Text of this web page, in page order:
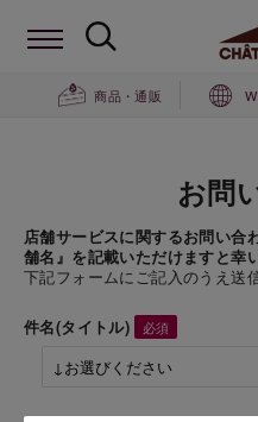
商品・通販
お問
店舗サービスに関するお問い合
舗名』を記載いただけますと幸
下記フォームにご記入のうえ送
件名(タイトル)